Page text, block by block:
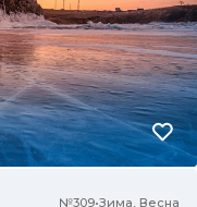
№309•Зима, Весна